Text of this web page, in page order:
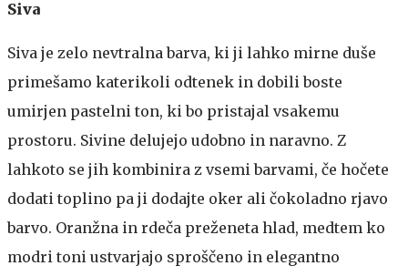
Siva
Siva je zelo nevtralna barva, ki ji lahko mirne duše
primešamo katerikoli odtenek in dobili boste
umirjen pastelni ton, ki bo pristajal vsakemu
prostoru. Sivine delujejo udobno in naravno. Z
lahkoto se jih kombinira z vsemi barvami, če hočete
dodati toplino pa ji dodajte oker ali čokoladno rjavo
barvo. Oranžna in rdeča preženeta hlad, medtem ko
modri toni ustvarjajo sproščeno in elegantno